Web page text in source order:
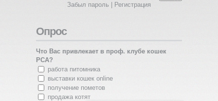
Забыл пароль | Регистрация
Опрос
Что Вас привлекает в проф. клубе кошек
PCA?
работа питомника
выставки кошек online
получение пометов
продажа котят